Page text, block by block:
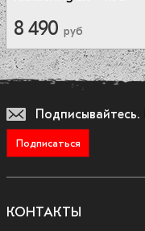
8 490 руб
Подписывайтесь.
Подписаться
КОНТАКТЫ